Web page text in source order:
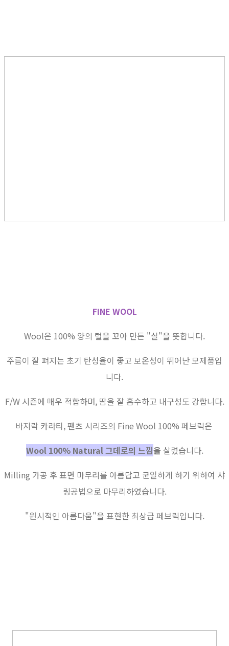
FINE WOOL
Wool은 100% 양의 털을 꼬아 만든 "실"을 뜻합니다.
주름이 잘 펴지는 초기 탄성율이 좋고 보온성이 뛰어난 모제품입
니다.
F/W 시즌에 매우 적합하며, 땀을 잘 흡수하고 내구성도 강합니다.
바지락 카라티, 팬츠 시리즈의 Fine Wool 100% 페브릭은
Wool 100% Natural 그데로의 느낌을 살렸습니다.
Milling 가공 후 표면 마무리를 아름답고 균일하게 하기 위하여 샤
링공법으로 마무리하였습니다.
"원시적인 아름다움"을 표현한 최상급 페브릭입니다.